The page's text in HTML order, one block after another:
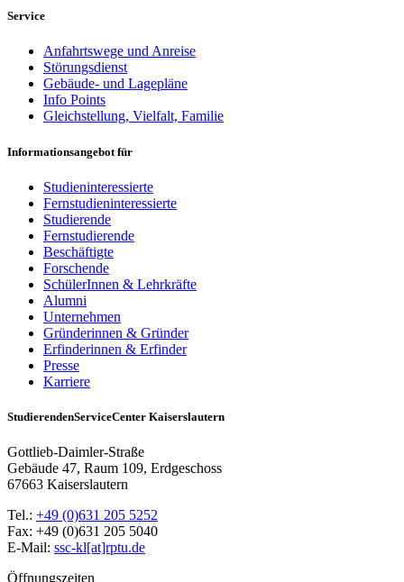
Service
Anfahrtswege und Anreise
Störungsdienst
Gebäude- und Lagepläne
Info Points
Gleichstellung, Vielfalt, Familie
Informationsangebot für
Studieninteressierte
Fernstudieninteressierte
Studierende
Fernstudierende
Beschäftigte
Forschende
SchülerInnen & Lehrkräfte
Alumni
Unternehmen
Gründerinnen & Gründer
Erfinderinnen & Erfinder
Presse
Karriere
StudierendenServiceCenter Kaiserslautern
Gottlieb-Daimler-Straße
Gebäude 47, Raum 109, Erdgeschoss
67663 Kaiserslautern
Tel.: +49 (0)631 205 5252
Fax: +49 (0)631 205 5040
E-Mail: ssc-kl[at]rptu.de
Öffnungszeiten